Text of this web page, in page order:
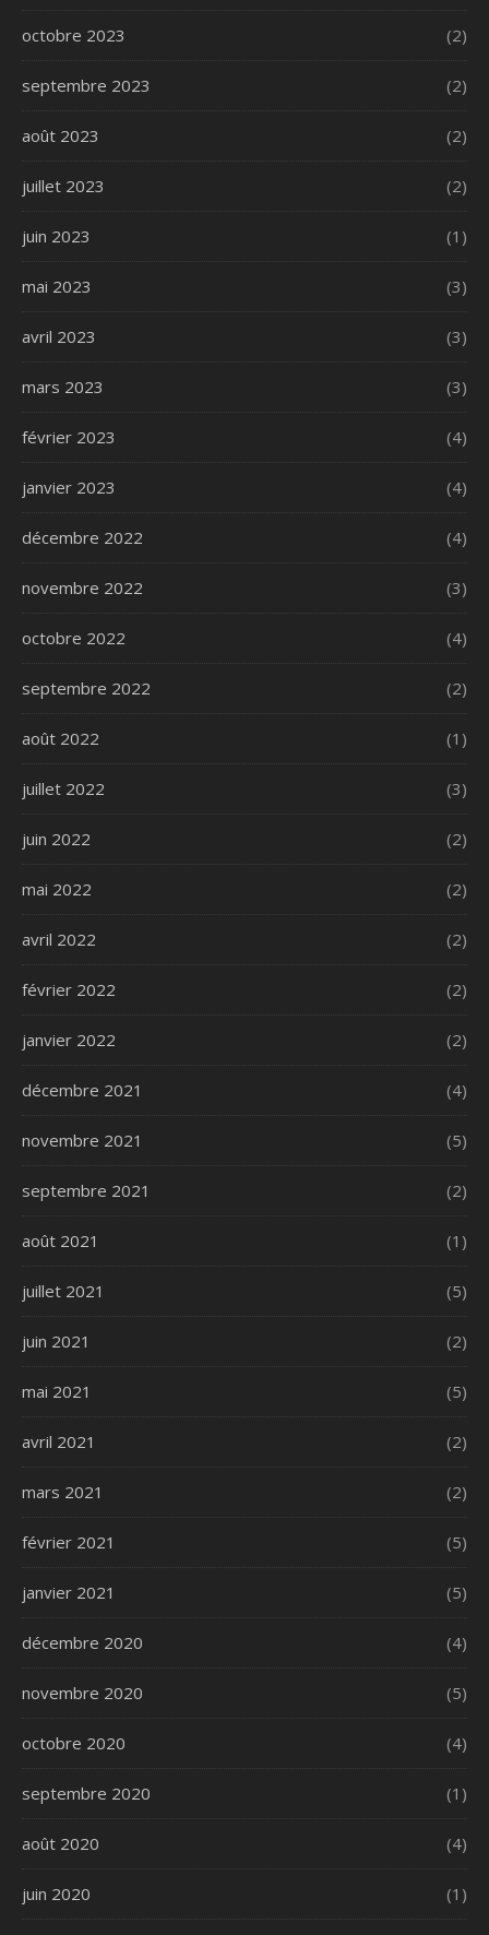
octobre 2023 (2)
septembre 2023 (2)
août 2023 (2)
juillet 2023 (2)
juin 2023 (1)
mai 2023 (3)
avril 2023 (3)
mars 2023 (3)
février 2023 (4)
janvier 2023 (4)
décembre 2022 (4)
novembre 2022 (3)
octobre 2022 (4)
septembre 2022 (2)
août 2022 (1)
juillet 2022 (3)
juin 2022 (2)
mai 2022 (2)
avril 2022 (2)
février 2022 (2)
janvier 2022 (2)
décembre 2021 (4)
novembre 2021 (5)
septembre 2021 (2)
août 2021 (1)
juillet 2021 (5)
juin 2021 (2)
mai 2021 (5)
avril 2021 (2)
mars 2021 (2)
février 2021 (5)
janvier 2021 (5)
décembre 2020 (4)
novembre 2020 (5)
octobre 2020 (4)
septembre 2020 (1)
août 2020 (4)
juin 2020 (1)